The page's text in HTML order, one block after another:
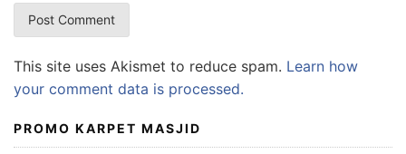
This site uses Akismet to reduce spam. Learn how
your comment data is processed.
PROMO KARPET MASJID